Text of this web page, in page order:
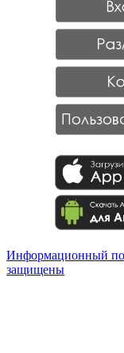
Информационный
защищены